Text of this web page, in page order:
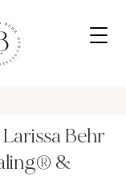
Behr
&